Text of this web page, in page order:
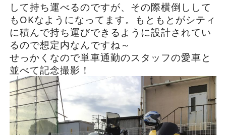
して持ち運べるのですが、その際横倒しして
もOKなようになってます。もともとがシティ
に積んで持ち運びできるように設計されてい
るので想定内なんですね～
せっかくなので単車通勤のスタッフの愛車と
並べて記念撮影！